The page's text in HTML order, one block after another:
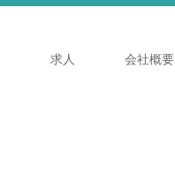
求人 会社概要